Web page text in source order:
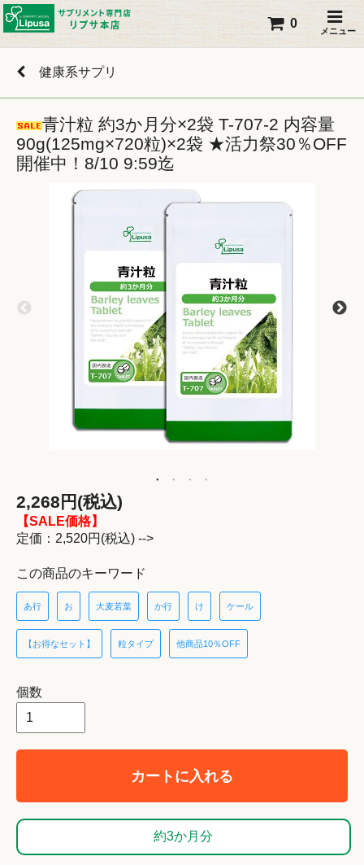
メニュー
0
健康系サプリ
青汁粒 約3か月分×2袋 T-707-2 内容量
90g(125mg×720粒)×2袋 ★活力祭30％OFF
開催中！8/10 9:59迄
2,268円(税込)
【SALE価格】
定価：2,520円(税込) -->
この商品のキーワード
あ行 お 大麦若葉 か行 け ケール
【お得なセット】 粒タイプ 他商品10％OFF
個数
カートに入れる
約3か月分